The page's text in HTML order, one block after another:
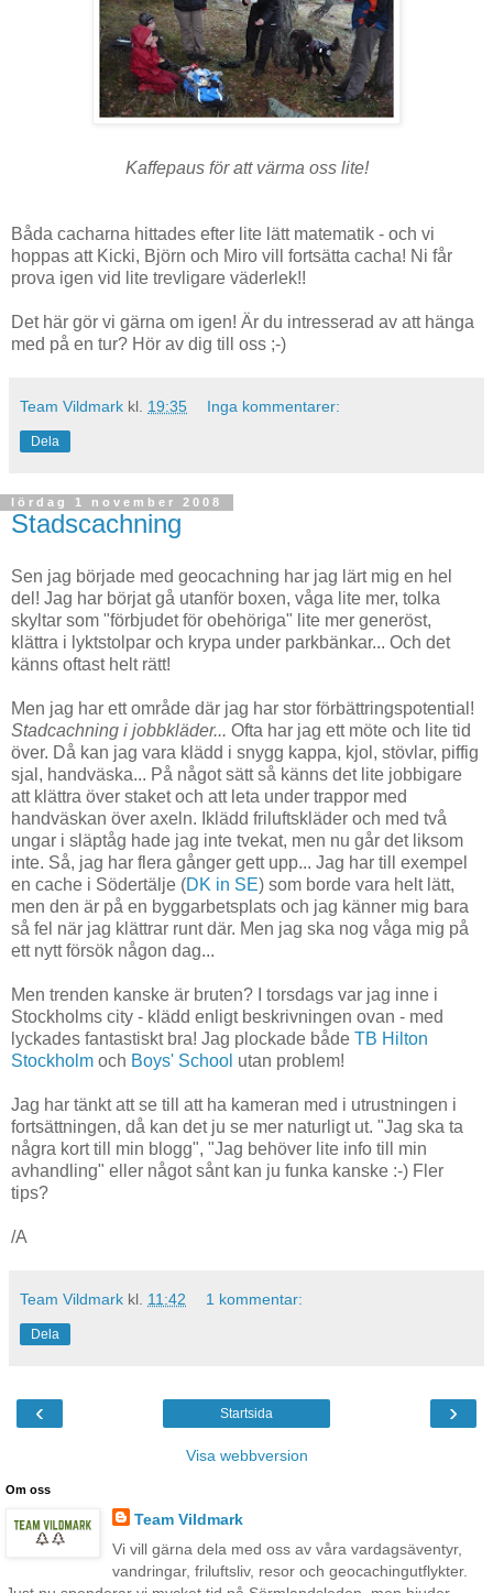
Kaffepaus för att värma oss lite!
Båda cacharna hittades efter lite lätt matematik - och vi
hoppas att Kicki, Björn och Miro vill fortsätta cacha! Ni får
prova igen vid lite trevligare väderlek!!
Det här gör vi gärna om igen! Är du intresserad av att hänga
med på en tur? Hör av dig till oss ;-)
Team Vildmark kl. 19:35 Inga kommentarer:
Dela
lördag 1 november 2008
Stadscachning
Sen jag började med geocachning har jag lärt mig en hel
del! Jag har börjat gå utanför boxen, våga lite mer, tolka
skyltar som "förbjudet för obehöriga" lite mer generöst,
klättra i lyktstolpar och krypa under parkbänkar... Och det
känns oftast helt rätt!
Men jag har ett område där jag har stor förbättringspotential!
Stadcachning i jobbkläder... Ofta har jag ett möte och lite tid
över. Då kan jag vara klädd i snygg kappa, kjol, stövlar, piffig
sjal, handväska... På något sätt så känns det lite jobbigare
att klättra över staket och att leta under trappor med
handväskan över axeln. Iklädd friluftskläder och med två
ungar i släptåg hade jag inte tvekat, men nu går det liksom
inte. Så, jag har flera gånger gett upp... Jag har till exempel
en cache i Södertälje (DK in SE) som borde vara helt lätt,
men den är på en byggarbetsplats och jag känner mig bara
så fel när jag klättrar runt där. Men jag ska nog våga mig på
ett nytt försök någon dag...
Men trenden kanske är bruten? I torsdags var jag inne i
Stockholms city - klädd enligt beskrivningen ovan - med
lyckades fantastiskt bra! Jag plockade både TB Hilton
Stockholm och Boys' School utan problem!
Jag har tänkt att se till att ha kameran med i utrustningen i
fortsättningen, då kan det ju se mer naturligt ut. "Jag ska ta
några kort till min blogg", "Jag behöver lite info till min
avhandling" eller något sånt kan ju funka kanske :-) Fler
tips?
/A
Team Vildmark kl. 11:42 1 kommentar:
Dela
‹ ›
Startsida
Visa webbversion
Om oss
Team Vildmark
Vi vill gärna dela med oss av våra vardagsäventyr,
vandringar, friluftsliv, resor och geocachingutflykter.